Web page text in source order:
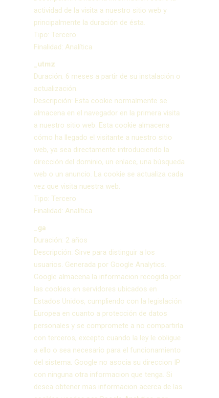
actividad de la visita a nuestro sitio web y
principalmente la duración de ésta.
Tipo: Tercero
Finalidad: Analítica
_utmz
Duración: 6 meses a partir de su instalación o
actualización.
Descripción: Esta cookie normalmente se
almacena en el navegador en la primera visita
a nuestro sitio web. Esta cookie almacena
cómo ha llegado el visitante a nuestro sitio
web, ya sea directamente introduciendo la
dirección del dominio, un enlace, una búsqueda
web o un anuncio. La cookie se actualiza cada
vez que visita nuestra web.
Tipo: Tercero
Finalidad: Analítica
_ga
Duración: 2 años
Descripción: Sirve para distinguir a los
usuarios. Generada por Google Analytics.
Google almacena la informacion recogida por
las cookies en servidores ubicados en
Estados Unidos, cumpliendo con la legislación
Europea en cuanto a protección de datos
personales y se compromete a no compartirla
con terceros, excepto cuando la ley le obligue
a ello o sea necesario para el funcionamiento
del sistema. Google no asocia su direccion IP
con ninguna otra informacion que tenga. Si
desea obtener mas informacion acerca de las